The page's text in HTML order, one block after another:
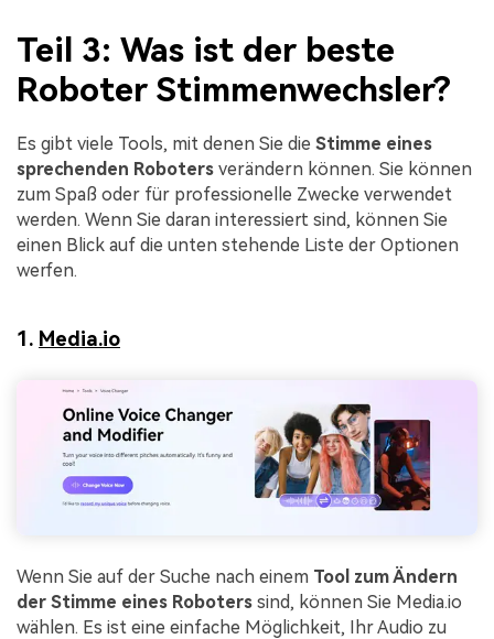
Teil 3: Was ist der beste
Roboter Stimmenwechsler?
Es gibt viele Tools, mit denen Sie die Stimme eines
sprechenden Roboters verändern können. Sie können
zum Spaß oder für professionelle Zwecke verwendet
werden. Wenn Sie daran interessiert sind, können Sie
einen Blick auf die unten stehende Liste der Optionen
werfen.
1. Media.io
Wenn Sie auf der Suche nach einem Tool zum Ändern
der Stimme eines Roboters sind, können Sie Media.io
wählen. Es ist eine einfache Möglichkeit, Ihr Audio zu